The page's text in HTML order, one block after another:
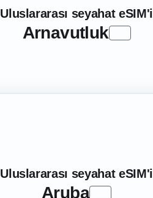
Uluslararası seyahat eSIM'i
Arnavutluk
Uluslararası seyahat eSIM'i
Aruba